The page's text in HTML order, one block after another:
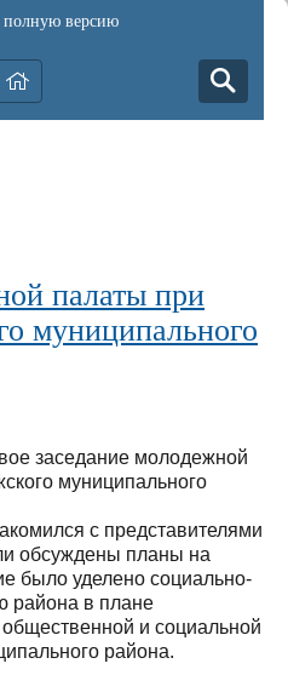
полную версию
палаты при
муниципального
заседание молодежной
муниципального
с представителями
обсуждены планы на
было уделено социально-
района в плане
и социальной
района.